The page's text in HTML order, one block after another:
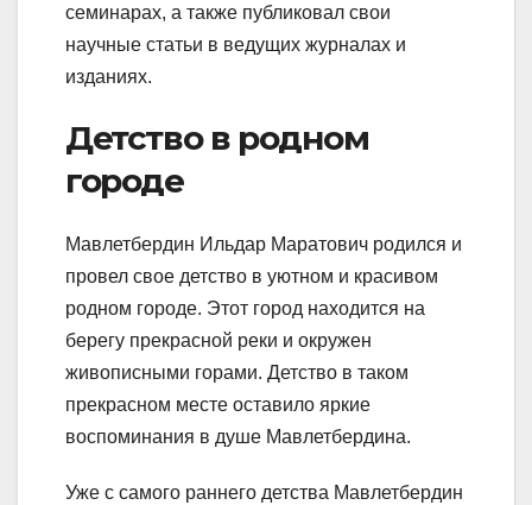
семинарах, а также публиковал свои
научные статьи в ведущих журналах и
изданиях.
Детство в родном
городе
Мавлетбердин Ильдар Маратович родился и
провел свое детство в уютном и красивом
родном городе. Этот город находится на
берегу прекрасной реки и окружен
живописными горами. Детство в таком
прекрасном месте оставило яркие
воспоминания в душе Мавлетбердина.
Уже с самого раннего детства Мавлетбердин